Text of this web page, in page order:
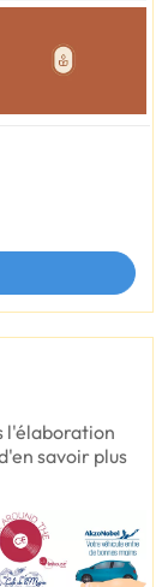
l'élaboration
savoir plus